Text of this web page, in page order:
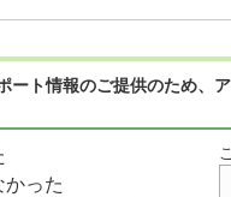
ート情報のご提供のため
かった